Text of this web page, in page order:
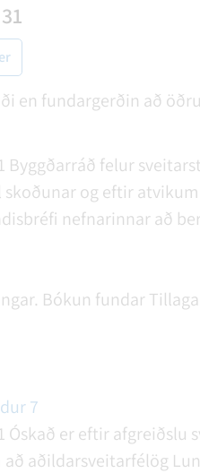
en fundargerðin að
Byggðarráð felur
og eftir
nefnarinnar að
Bókun fundar
7
Óskað er eftir afgreiðslu
aðildarsveitarfélög